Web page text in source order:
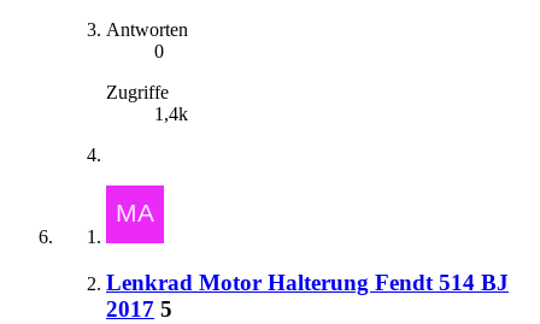
Antworten
0
Zugriffe
1,4k
Lenkrad Motor Halterung Fendt 514 BJ
2017 5